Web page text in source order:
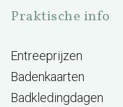
Praktische info
Entreeprijzen
Badenkaarten
Badkledingdagen